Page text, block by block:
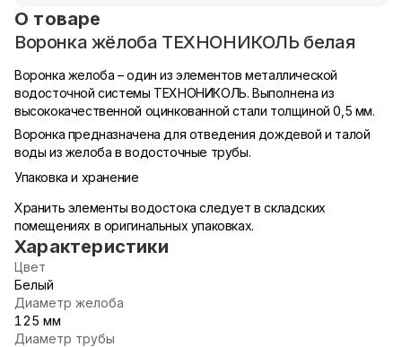
О товаре
Воронка жёлоба ТЕХНОНИКОЛЬ белая
Воронка желоба – один из элементов металлической
водосточной системы ТЕХНОНИКОЛЬ. Выполнена из
высококачественной оцинкованной стали толщиной 0,5 мм.
Воронка предназначена для отведения дождевой и талой
воды из желоба в водосточные трубы.
Упаковка и хранение
Хранить элементы водостока следует в складских
помещениях в оригинальных упаковках.
Характеристики
Цвет
Белый
Диаметр желоба
125 мм
Диаметр трубы